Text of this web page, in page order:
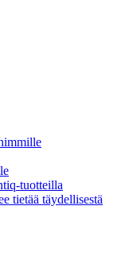
tuotteilla
tietää täydellisestä